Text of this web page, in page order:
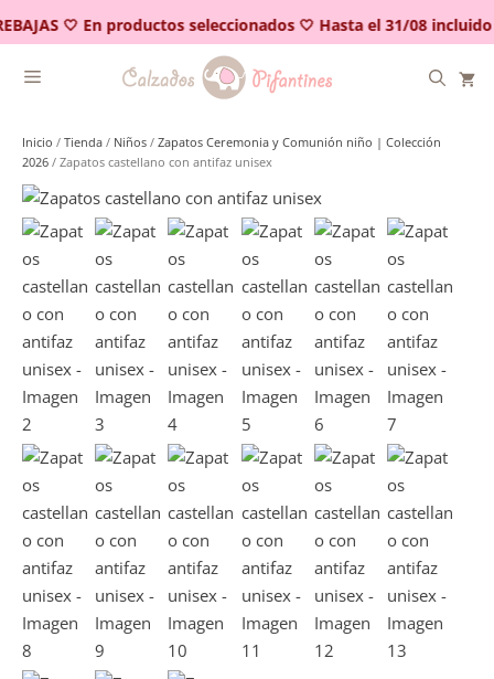
🤍 En productos seleccionados 🤍 Hasta el 31/08 incluido
al
contenido
Inicio / Tienda / Niños / Zapatos Ceremonia y Comunión niño | Colección
2026 / Zapatos castellano con antifaz unisex